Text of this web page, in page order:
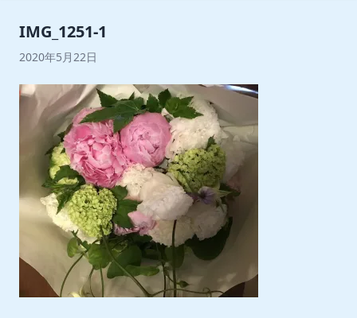
IMG_1251-1
2020年5月22日